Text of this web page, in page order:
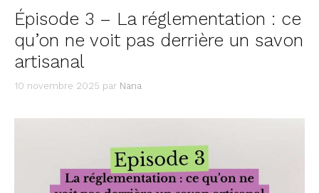
Épisode 3 – La réglementation : ce
qu’on ne voit pas derrière un savon
artisanal
10 novembre 2025 par Nana